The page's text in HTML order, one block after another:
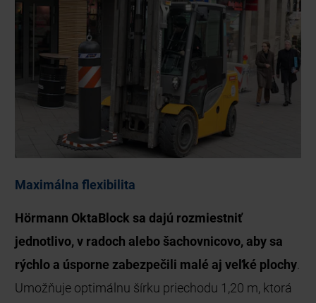
Maximálna flexibilita
Hörmann OktaBlock sa dajú rozmiestniť
jednotlivo, v radoch alebo šachovnicovo, aby sa
rýchlo a úsporne zabezpečili malé aj veľké plochy.
Umožňuje optimálnu šírku priechodu 1,20 m, ktorá